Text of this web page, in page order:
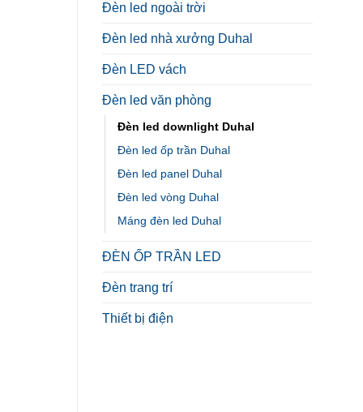
Đèn led ngoài trời
Đèn led nhà xưởng Duhal
Đèn LED vách
Đèn led văn phòng
Đèn led downlight Duhal
Đèn led ốp trần Duhal
Đèn led panel Duhal
Đèn led vòng Duhal
Máng đèn led Duhal
ĐÈN ỐP TRẦN LED
Đèn trang trí
Thiết bị điện